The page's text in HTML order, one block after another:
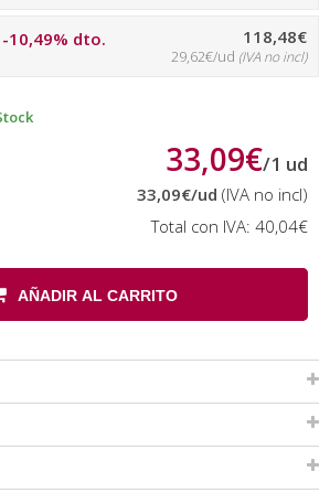
-10,49% dto. 118,48€
29,62€/ud (IVA no incl)
33,09€/1 ud
33,09€/ud (IVA no incl)
Total con IVA: 40,04€
AÑADIR AL CARRITO